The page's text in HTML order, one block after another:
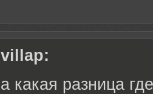
villap:
а какая разница